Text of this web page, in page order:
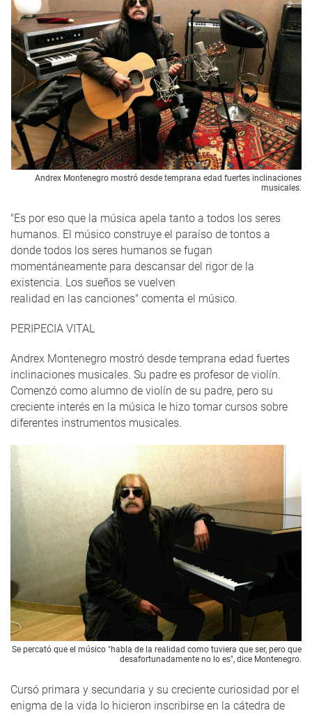
Andrex Montenegro mostró desde temprana edad fuertes inclinaciones
musicales.
"Es por eso que la música apela tanto a todos los seres
humanos. El músico construye el paraíso de tontos a
donde todos los seres humanos se fugan
momentáneamente para descansar del rigor de la
existencia. Los sueños se vuelven
realidad en las canciones" comenta el músico.
PERIPECIA VITAL
Andrex Montenegro mostró desde temprana edad fuertes
inclinaciones musicales. Su padre es profesor de violín.
Comenzó como alumno de violín de su padre, pero su
creciente interés en la música le hizo tomar cursos sobre
diferentes instrumentos musicales.
Se percató que el músico "habla de la realidad como tuviera que ser, pero que
desafortunadamente no lo es", dice Montenegro.
Cursó primara y secundaria y su creciente curiosidad por el
enigma de la vida lo hicieron inscribirse en la cátedra de